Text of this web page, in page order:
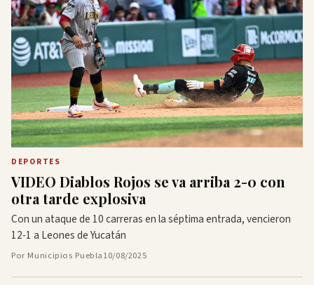
DEPORTES
VIDEO Diablos Rojos se va arriba 2-0 con
otra tarde explosiva
Con un ataque de 10 carreras en la séptima entrada, vencieron
12-1 a Leones de Yucatán
Por Municipios Puebla10/08/2025